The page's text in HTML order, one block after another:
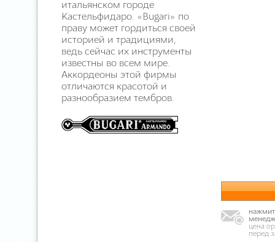
итальянском городе
Кастельфидаро. «Bugari» по
праву может гордиться своей
историей и традициями,
ведь сейчас их инструменты
известны во всем мире.
Аккордеоны этой фирмы
отличаются красотой и
разнообразием тембров.
цена
перед